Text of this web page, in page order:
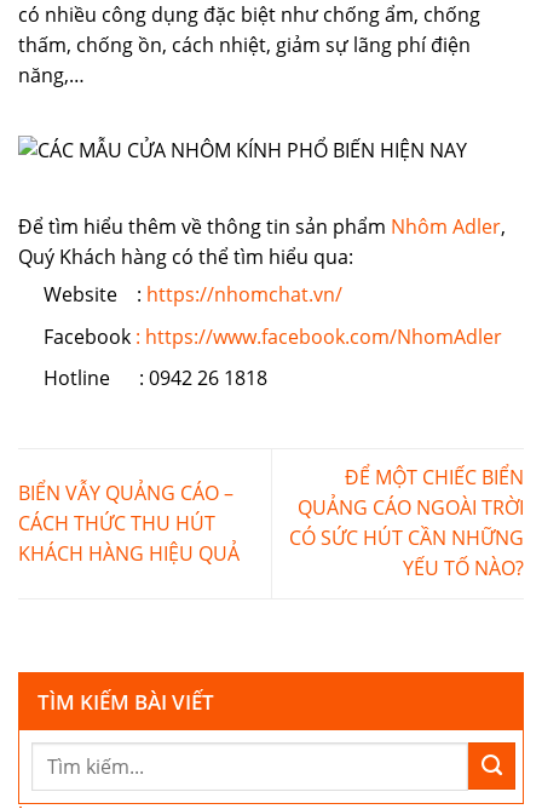
có nhiều công dụng đặc biệt như chống ẩm, chống
thấm, chống ồn, cách nhiệt, giảm sự lãng phí điện
năng,…
Để tìm hiểu thêm về thông tin sản phẩm Nhôm Adler,
Quý Khách hàng có thể tìm hiểu qua:
Website : https://nhomchat.vn/
Facebook : https://www.facebook.com/NhomAdler
Hotline : 0942 26 1818
BIỂN VẪY QUẢNG CÁO –
CÁCH THỨC THU HÚT
KHÁCH HÀNG HIỆU QUẢ
ĐỂ MỘT CHIẾC BIỂN
QUẢNG CÁO NGOÀI TRỜI
CÓ SỨC HÚT CẦN NHỮNG
YẾU TỐ NÀO?
TÌM KIẾM BÀI VIẾT